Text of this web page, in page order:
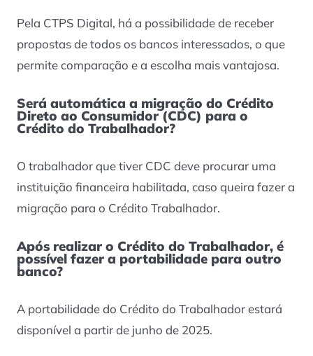
Pela CTPS Digital, há a possibilidade de receber
propostas de todos os bancos interessados, o que
permite comparação e a escolha mais vantajosa.
Será automática a migração do Crédito
Direto ao Consumidor (CDC) para o
Crédito do Trabalhador?
O trabalhador que tiver CDC deve procurar uma
instituição financeira habilitada, caso queira fazer a
migração para o Crédito Trabalhador.
Após realizar o Crédito do Trabalhador, é
possível fazer a portabilidade para outro
banco?
A portabilidade do Crédito do Trabalhador estará
disponível a partir de junho de 2025.